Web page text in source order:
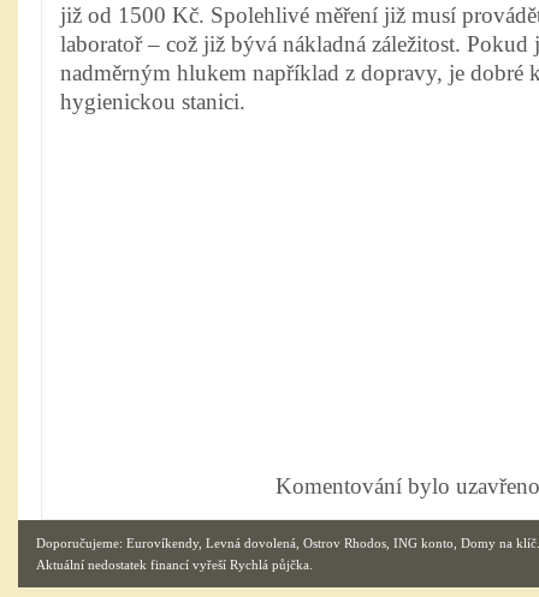
již od 1500 Kč. Spolehlivé měření již musí
laboratoř – což již bývá nákladná záležitost. Pokud
nadměrným hlukem například z dopravy, je dobré
hygienickou stanici.
Komentování bylo
Doporučujeme: Eurovíkendy, Levná dovolená Ostrov Rhodos ING konto Domy na klíč
Aktuální nedostatek financí vyřeší Rychlá půjčka